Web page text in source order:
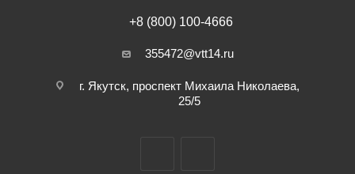
+8 (800) 100-4666
355472@vtt14.ru
г. Якутск, проспект Михаила Николаева,
25/5